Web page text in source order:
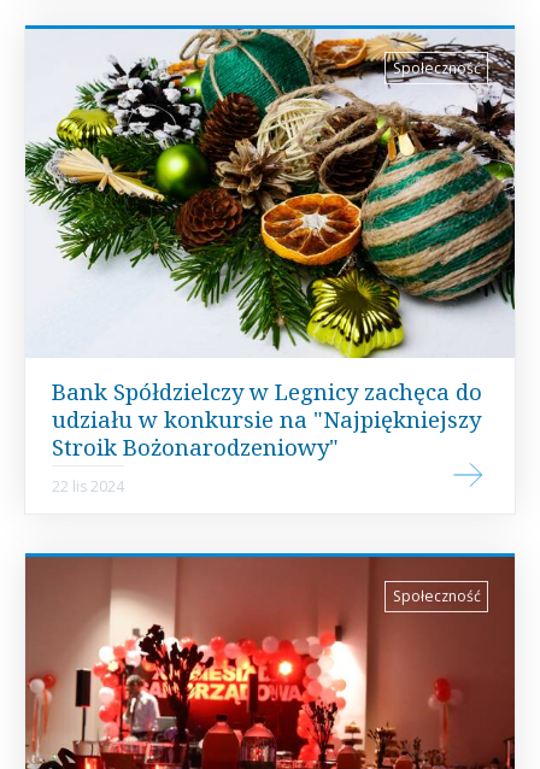
Społeczność
Bank Spółdzielczy w Legnicy zachęca do
udziału w konkursie na "Najpiękniejszy
Stroik Bożonarodzeniowy"
22 lis 2024
Społeczność